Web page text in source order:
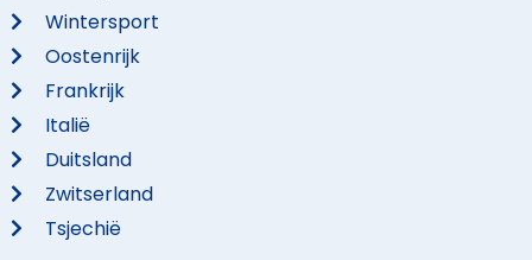
Wintersport
Oostenrijk
Frankrijk
Italië
Duitsland
Zwitserland
Tsjechië